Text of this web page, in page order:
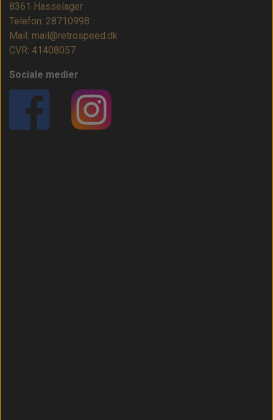
8361 Hasselager
Telefon: 28710998
Mail: mail@retrospeed.dk
CVR: 41408057
Sociale medier